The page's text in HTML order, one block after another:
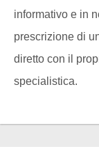
informativo e in
prescrizione di
diretto con il
specialistica.